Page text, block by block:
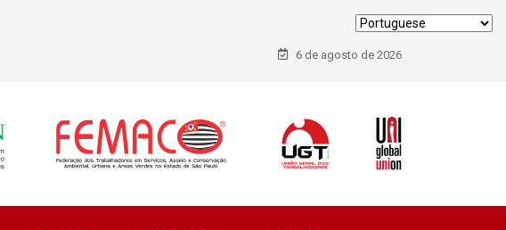
em conferência internacional que debate os desafios do setor de
6 de agosto de 2026